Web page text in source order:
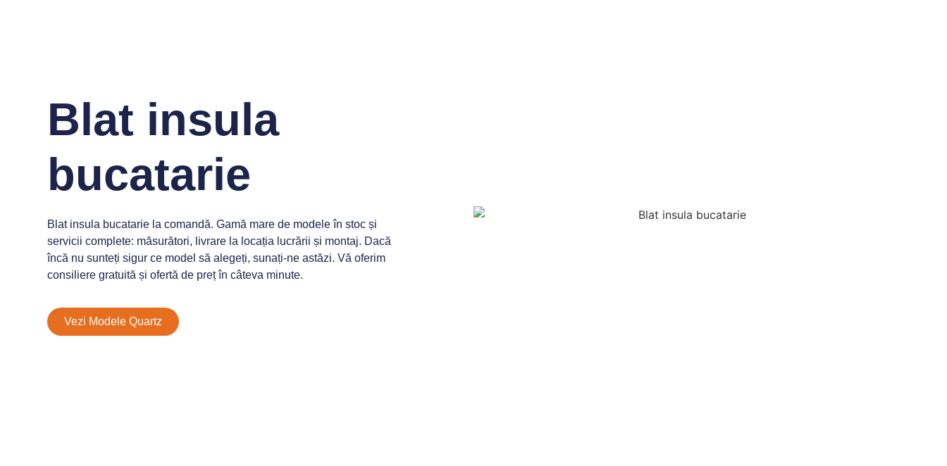
Blat insula
bucatarie
Blat insula bucatarie la comandă. Gamă mare de modele în stoc și
servicii complete: măsurători, livrare la locația lucrării și montaj. Dacă
încă nu sunteți sigur ce model să alegeți, sunați-ne astăzi. Vă oferim
consiliere gratuită și ofertă de preț în câteva minute.
Vezi Modele Quartz